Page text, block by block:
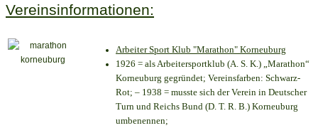
Vereinsinformationen:
Arbeiter Sport Klub "Marathon" Korneuburg
1926 = als Arbeitersportklub (A. S. K.) „Marathon“
Korneuburg gegründet; Vereinsfarben: Schwarz-
Rot; – 1938 = musste sich der Verein in Deutscher
Turn und Reichs Bund (D. T. R. B.) Korneuburg
umbenennen;